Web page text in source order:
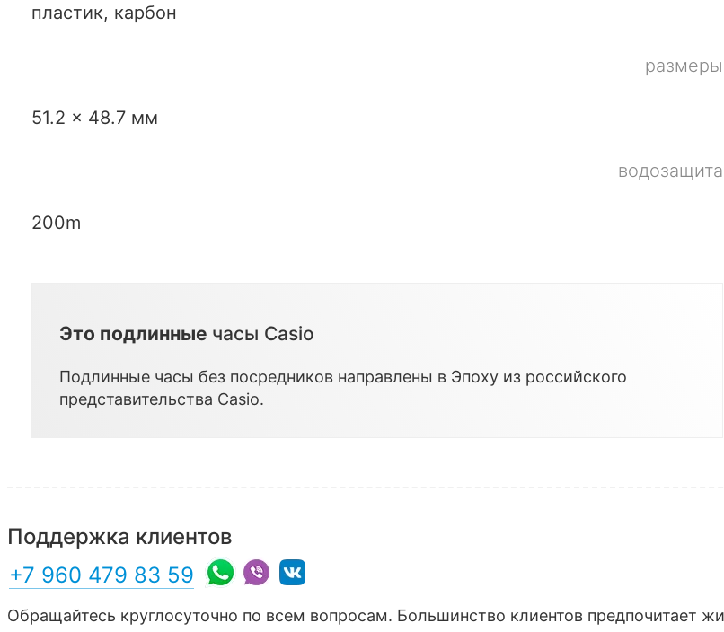
пластик, карбон
размеры
51.2 x 48.7 мм
водозащита
200m
Это подлинные часы Casio
Подлинные часы без посредников направлены в Эпоху из российского
представительства Casio.
Поддержка клиентов
+7 960 479 83 59
Обращайтесь круглосуточно по всем вопросам. Большинство клиентов предпочитает